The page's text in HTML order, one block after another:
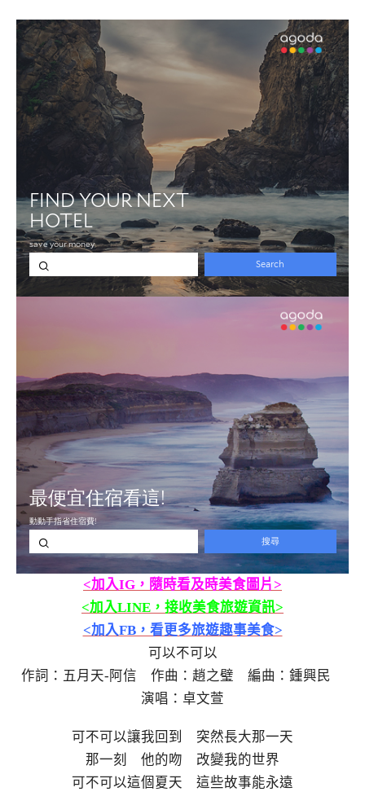
<加入IG，隨時看及時美食圖片>
<加入LINE，接收美食旅遊資訊>
<加入FB，看更多旅遊趣事美食>
可以不可以
作詞：五月天-阿信 作曲：趙之璧 編曲：鍾興民
演唱：卓文萱
可不可以讓我回到 突然長大那一天
那一刻 他的吻 改變我的世界
可不可以這個夏天 這些故事能永遠